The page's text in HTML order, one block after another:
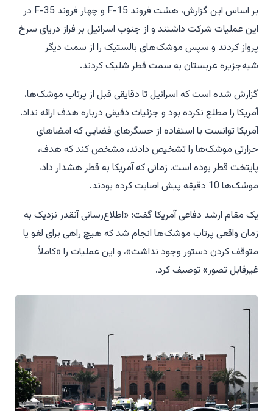
بر اساس این گزارش، هشت فروند F-15 و چهار فروند F-35 در
این عملیات شرکت داشتند و از جنوب اسرائیل بر فراز دریای سرخ
پرواز کردند و سپس موشک‌های بالستیک را از سمت دیگر
شبه‌جزیره عربستان به سمت قطر شلیک کردند.
گزارش شده است که اسرائیل تا دقایقی قبل از پرتاب موشک‌ها،
آمریکا را مطلع نکرده بود و جزئیات دقیقی درباره هدف ارائه نداد.
آمریکا توانست با استفاده از حسگرهای فضایی که امضاهای
حرارتی موشک‌ها را تشخیص دادند، مشخص کند که هدف،
پایتخت قطر بوده است. زمانی که آمریکا به قطر هشدار داد،
موشک‌ها 10 دقیقه پیش اصابت کرده بودند.
یک مقام ارشد دفاعی آمریکا گفت: «اطلاع‌رسانی آنقدر نزدیک به
زمان واقعی پرتاب موشک‌ها انجام شد که هیچ راهی برای لغو یا
متوقف کردن دستور وجود نداشت»، و این عملیات را «کاملاً
غیرقابل تصور» توصیف کرد.